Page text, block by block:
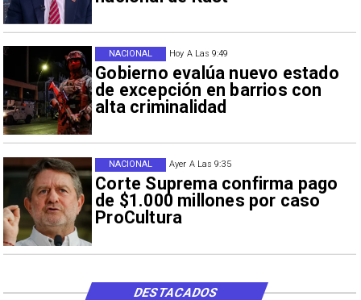
Hoy A Las 9:49
Gobierno evalúa nuevo estado
de excepción en barrios con
alta criminalidad
NACIONAL
Ayer A Las 9:35
Corte Suprema confirma pago
de $1.000 millones por caso
ProCultura
NACIONAL
DESTACADOS